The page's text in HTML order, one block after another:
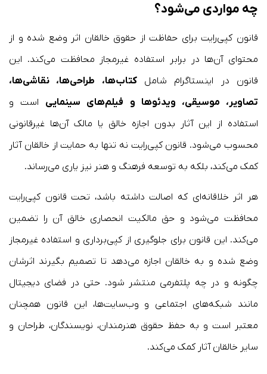
چه مواردی می‌شود؟
قانون کپی‌رایت برای حفاظت از حقوق خالقان اثر وضع شده و از
محتوای آن‌ها در برابر استفاده غیرمجاز محافظت می‌کند. این
قانون در اینستاگرام شاملکتاب‌ها، طراحی‌ها، نقاشی‌ها،
تصاویر، موسیقی، ویدئوها و فیلم‌های سینمایی است و
استفاده از این آثار بدون اجازه خالق یا مالک آن‌ها غیرقانونی
محسوب می‌شود. قانون کپی‌رایت نه تنها به حمایت از خالقان آثار
کمک می‌کند، بلکه به توسعه فرهنگ و هنر نیز یاری می‌رساند.
هر اثر خلاقانه‌ای که اصالت داشته باشد، تحت قانون کپی‌رایت
محافظت می‌شود و حق مالکیت انحصاری خالق آن را تضمین
می‌کند. این قانون برای جلوگیری از کپی‌برداری و استفاده غیرمجاز
وضع شده و به خالقان اجازه می‌دهد تا تصمیم بگیرند اثرشان
چگونه و در چه پلتفرمی منتشر شود. حتی در فضای دیجیتال
مانند شبکه‌های اجتماعی و وب‌سایت‌ها، این قانون همچنان
معتبر است و به حفظ حقوق هنرمندان، نویسندگان، طراحان و
سایر خالقان آثار کمک می‌کند.